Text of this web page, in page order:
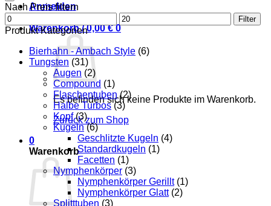
Anmelden
Warenkorb /0,00€ 0
Es befinden sich keine Produkte im Warenkorb.
Zurück zum Shop
0
Warenkorb
Nach Preis filtern
Min.
Preis
Max.
Preis
Filter
Produkt Kategorien
Bierhahn - Ambach Style (6)
Tungsten (31)
Augen (2)
Compound (1)
Flaschentuben (2)
Halbe Turbos (3)
Kopf (3)
Kugeln (6)
Geschlitzte Kugeln (4)
Standardkugeln (1)
Facetten (1)
Nymphenkörper (3)
Nymphenkörper Gerillt (1)
Nymphenkörper Glatt (2)
Splitttuben (3)